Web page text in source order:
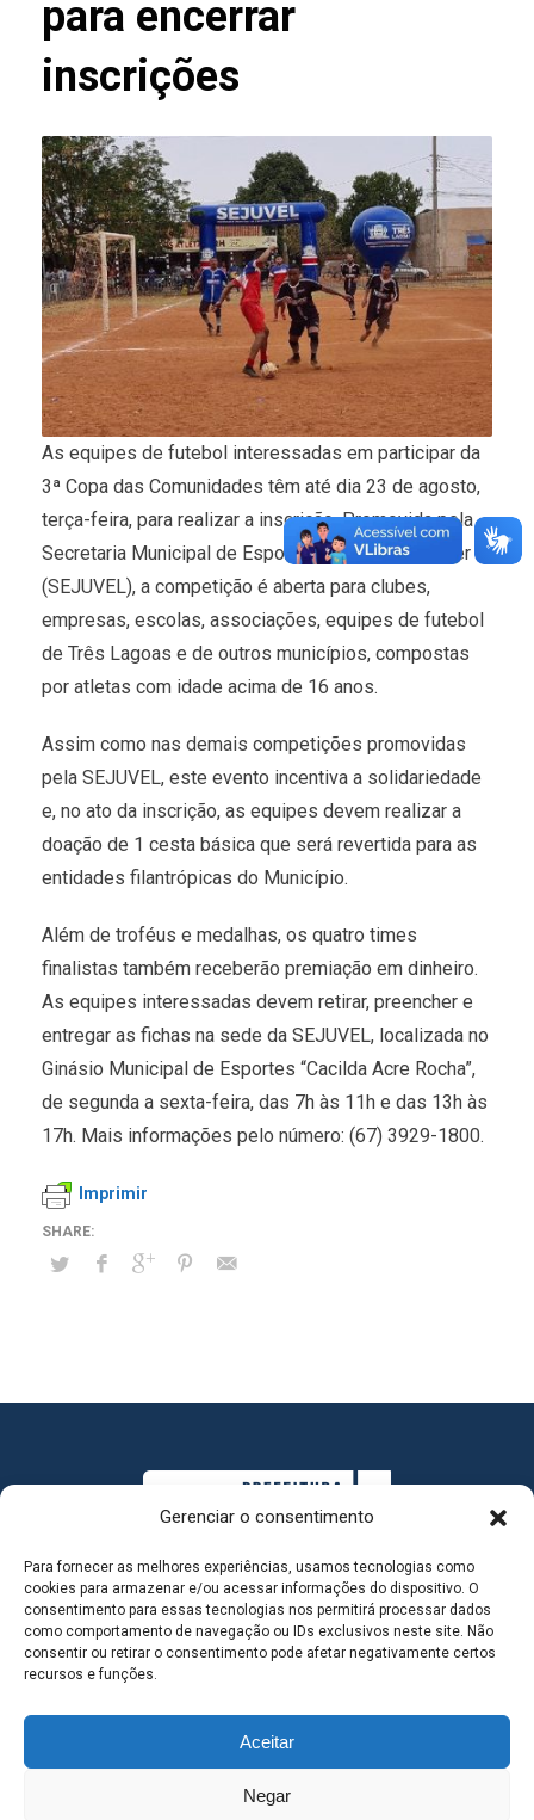
Gerenciar o consentimento
Para fornecer as melhores experiências, usamos tecnologias como
cookies para armazenar e/ou acessar informações do dispositivo. O
consentimento para essas tecnologias nos permitirá processar dados
como comportamento de navegação ou IDs exclusivos neste site. Não
consentir ou retirar o consentimento pode afetar negativamente certos
recursos e funções.
Aceitar
Negar
para encerrar
inscrições
As equipes de futebol interessadas em participar da
3ª Copa das Comunidades têm até dia 23 de agosto,
terça-feira, para realizar a inscrição. Promovida pela
Secretaria Municipal de Esporte, Juventude e Lazer
(SEJUVEL), a competição é aberta para clubes,
empresas, escolas, associações, equipes de futebol
de Três Lagoas e de outros municípios, compostas
por atletas com idade acima de 16 anos.
Assim como nas demais competições promovidas
pela SEJUVEL, este evento incentiva a solidariedade
e, no ato da inscrição, as equipes devem realizar a
doação de 1 cesta básica que será revertida para as
entidades filantrópicas do Município.
Além de troféus e medalhas, os quatro times
finalistas também receberão premiação em dinheiro.
As equipes interessadas devem retirar, preencher e
entregar as fichas na sede da SEJUVEL, localizada no
Ginásio Municipal de Esportes “Cacilda Acre Rocha”,
de segunda a sexta-feira, das 7h às 11h e das 13h às
17h. Mais informações pelo número: (67) 3929-1800.
Imprimir
MAPA DO SITE
SEDE DO ADMINISTRATIVO MUNICIPAL - Avenida